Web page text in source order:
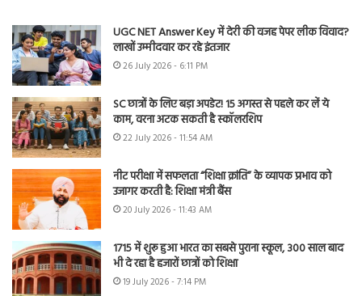
UGC NET Answer Key में देरी की वजह पेपर लीक विवाद?
लाखों उम्मीदवार कर रहे इंतजार
26 July 2026 - 6:11 PM
SC छात्रों के लिए बड़ा अपडेट! 15 अगस्त से पहले कर लें ये
काम, वरना अटक सकती है स्कॉलरशिप
22 July 2026 - 11:54 AM
नीट परीक्षा में सफलता “शिक्षा क्रांति” के व्यापक प्रभाव को
उजागर करती है: शिक्षा मंत्री बैंस
20 July 2026 - 11:43 AM
1715 में शुरू हुआ भारत का सबसे पुराना स्कूल, 300 साल बाद
भी दे रहा है हजारों छात्रों को शिक्षा
19 July 2026 - 7:14 PM